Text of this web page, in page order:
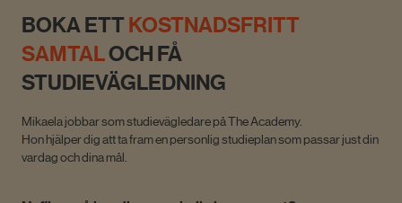
BOKA ETT KOSTNADSFRITT
SAMTALOCH FÅ
STUDIEVÄGLEDNING
Mikaela jobbar som studievägledare på The Academy.
Hon hjälper dig att ta fram en personlig studieplan som passar just din
vardag och dina mål.